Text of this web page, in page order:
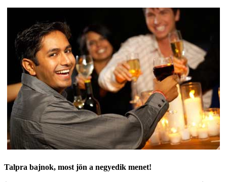
Talpra bajnok, most jön a negyedik menet!